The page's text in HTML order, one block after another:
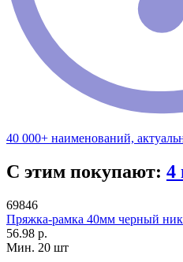
40 000+ наименований,
С этим покупают: 4
69846
Пряжка-рамка 40мм черный
56.98 р.
Мин. 20 шт